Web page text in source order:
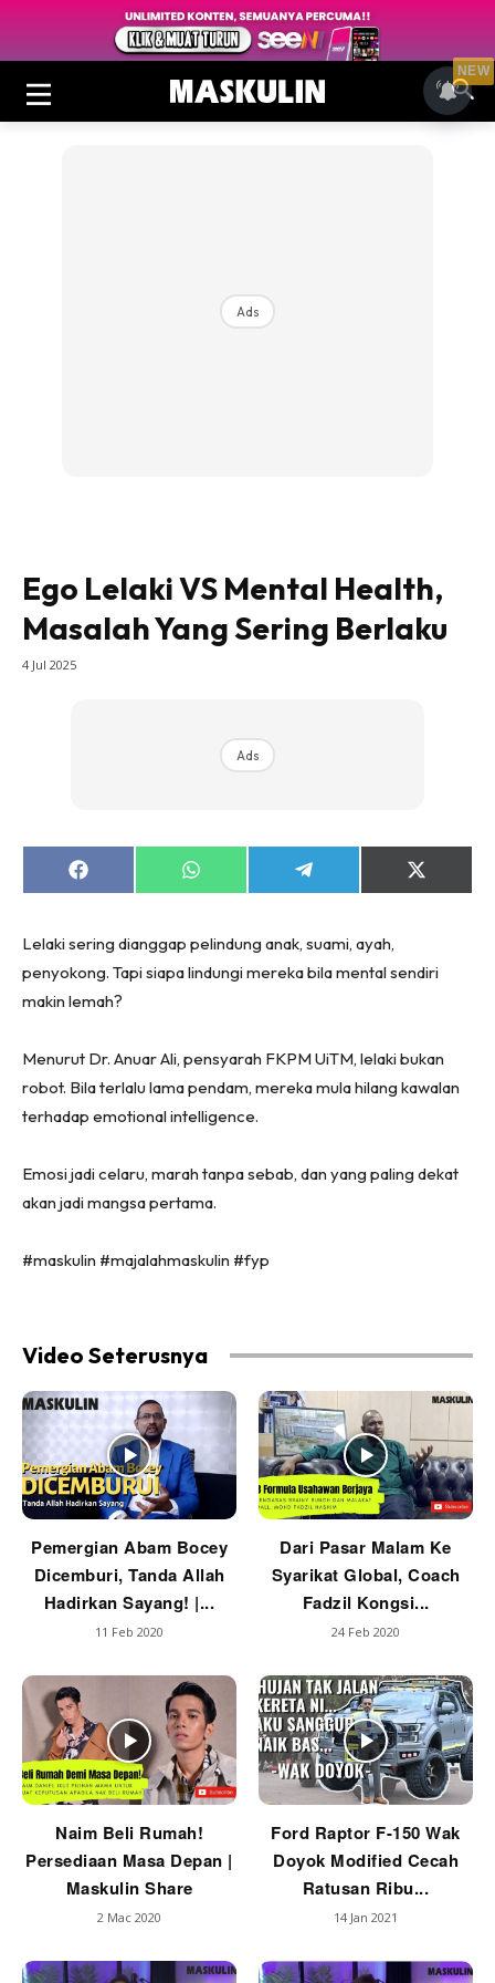
Ads
Ego Lelaki VS Mental Health,
Masalah Yang Sering Berlaku
4 Jul 2025
Ads
Share
on
Share
on
Share
on
Share
on
Lelaki sering dianggap pelindung anak, suami, ayah,
penyokong. Tapi siapa lindungi mereka bila mental sendiri
makin lemah?
Menurut Dr. Anuar Ali, pensyarah FKPM UiTM, lelaki bukan
robot. Bila terlalu lama pendam, mereka mula hilang kawalan
terhadap emotional intelligence.
Emosi jadi celaru, marah tanpa sebab, dan yang paling dekat
akan jadi mangsa pertama.
#maskulin #majalahmaskulin #fyp
Video Seterusnya
Pemergian Abam Bocey
Dicemburi, Tanda Allah
Hadirkan Sayang! |...
11 Feb 2020
Dari Pasar Malam Ke
Syarikat Global, Coach
Fadzil Kongsi...
24 Feb 2020
Naim Beli Rumah!
Persediaan Masa Depan |
Maskulin Share
2 Mac 2020
Ford Raptor F-150 Wak
Doyok Modified Cecah
Ratusan Ribu...
14 Jan 2021
NEW